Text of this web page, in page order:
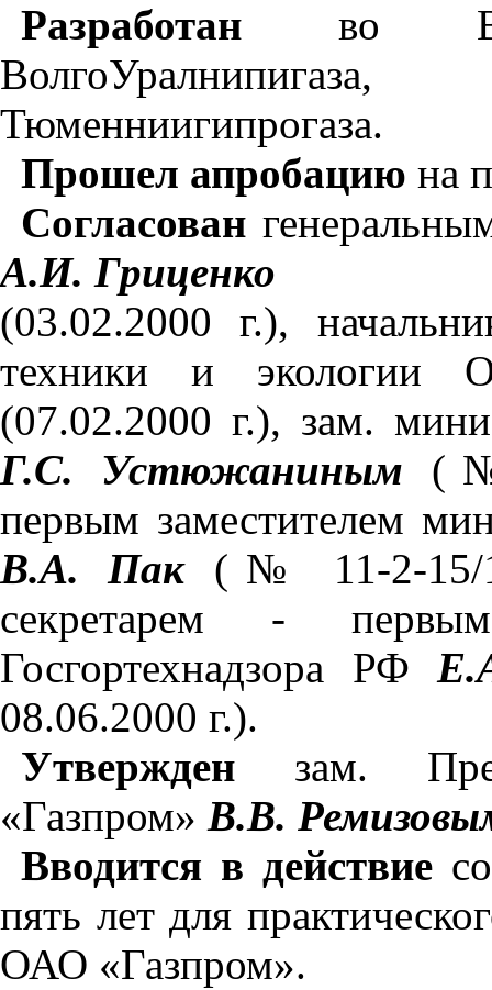
Разработанво
Тюменниигипрогаза.
Прошел апробацию на
Согласован
А.И. Гриценко
(03.02.2000 г.),
техники и экологии
(07.02.2000 г.), зам.
Г.С. Устюжаниным (№
первым заместителем
В.А. Пак(№ 11-2-15/
секретарем - первым
Госгортехнадзора РФ
08.06.2000 г.).
Утверждензам.
«Газпром» В.В.
Вводится в действиесо
пять лет для
ОАО «Газпром».